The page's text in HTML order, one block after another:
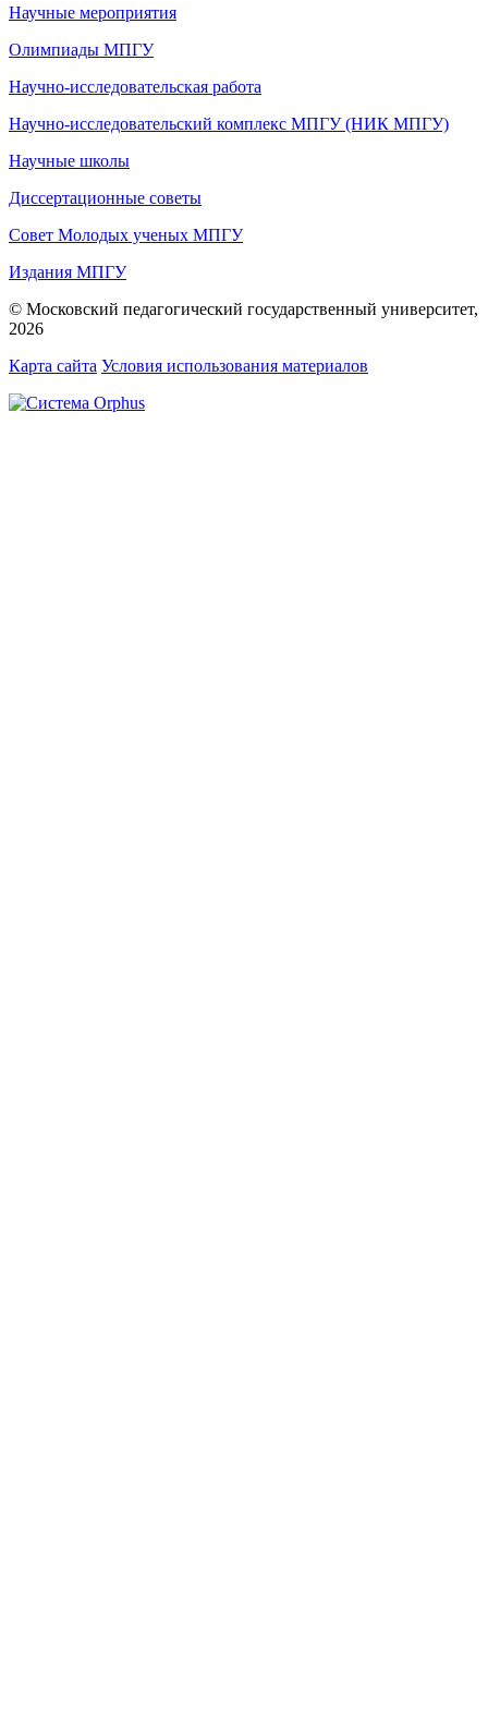
Научные мероприятия
Олимпиады МПГУ
Научно-исследовательская работа
Научно-исследовательский комплекс МПГУ (НИК МПГУ)
Научные школы
Диссертационные советы
Совет Молодых ученых МПГУ
Издания МПГУ
© Московский педагогический государственный университет,
2026
Карта сайта Условия использования материалов